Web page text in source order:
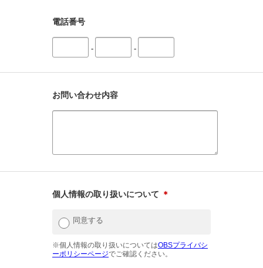
電話番号
- -
お問い合わせ内容
個人情報の取り扱いについて ＊
同意する
※個人情報の取り扱いについてはOBSプライバシ
ーポリシーページでご確認ください。